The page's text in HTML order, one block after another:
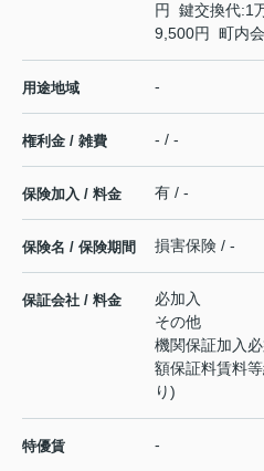
円 鍵交換代:1
9,500円 町内会
用途地域 -
権利金 / 雑費 - / -
保険加入 / 料金 有 / -
保険名 / 保険期間 損害保険 / -
保証会社 / 料金
必加入
その他
機関保証加入
額保証料賃料
り)
特優賃 -